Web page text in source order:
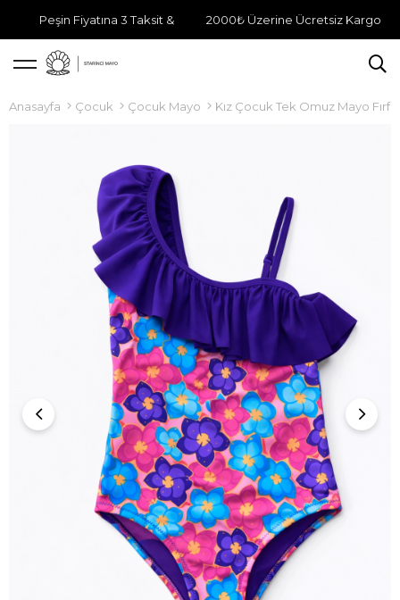
Peşin Fiyatına 3 Taksit & 2000₺ Üzerine Ücretsiz Kargo
Anasayfa Çocuk Çocuk Mayo Kız Çocuk Tek Omuz Mayo